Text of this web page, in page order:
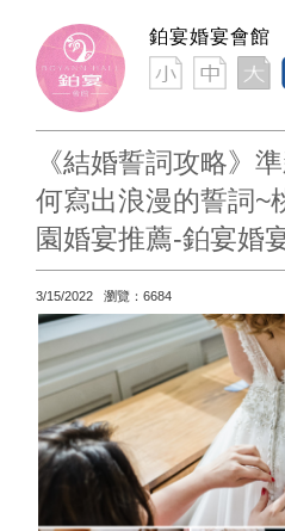
鉑宴婚宴會館
《結婚誓詞攻略》
何寫出浪漫的誓詞~
園婚宴推薦-鉑宴婚
3/15/2022 瀏覽：6684